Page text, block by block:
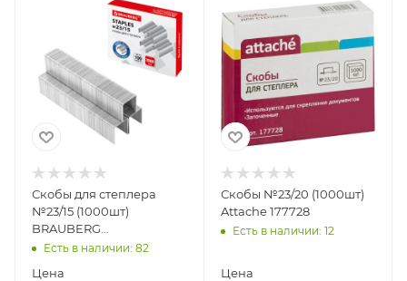
Скобы для степлера
№23/15 (1000шт)
BRAUBERG
оцинкованные 227716
Есть в наличии: 82
Цена
Скобы №23/20 (1000шт)
Attache 177728
Есть в наличии: 12
Цена